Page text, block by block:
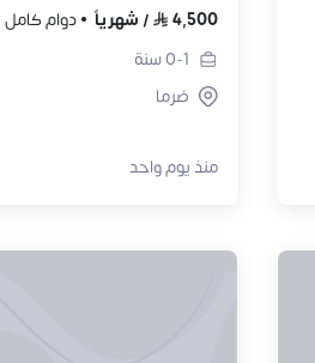
4,500
/ شهرياً
دوام كامل
0-1سنة
ضرما
منذ يوم واحد